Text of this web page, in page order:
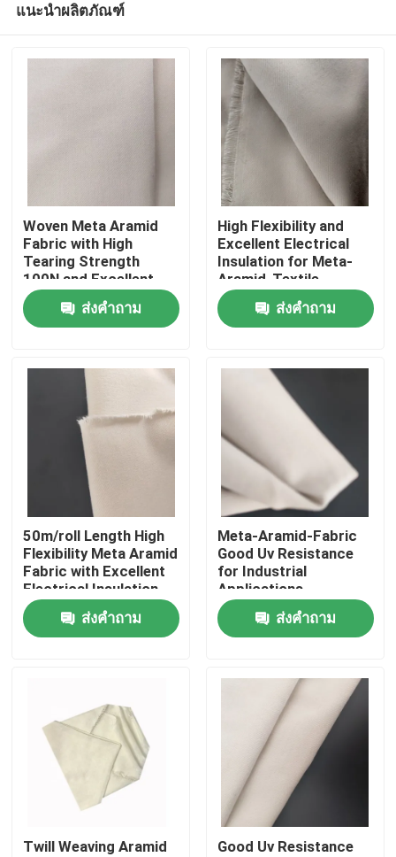
เกี่ยวกับเรา
ทัวร์โรงงาน
ควบคุมคุณภาพ
ขอใบเสนอราคา
ผ้าเมตาอารามิด
ผ้าพาราอะรามิด
แนะนำผลิตภัณฑ์
Woven Meta Aramid
Fabric with High
Tearing Strength
100N and Excellent
Electrical Insulation
ส่งคำถาม
High Flexibility and
Excellent Electrical
Insulation for Meta-
Aramid-Textile
ส่งคำถาม
50m/roll Length High
Flexibility Meta Aramid
Fabric with Excellent
Electrical Insulation
ส่งคำถาม
Meta-Aramid-Fabric
Good Uv Resistance
for Industrial
Applications
ส่งคำถาม
Twill Weaving Aramid
Good Uv Resistance